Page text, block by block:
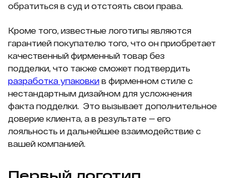
обратиться в суд и отстоять свои права.
Кроме того, известные логотипы являются
гарантией покупателю того, что он приобретает
качественный фирменный товар без
подделки, что также сможет подтвердить
разработка упаковки в фирменном стиле с
нестандартным дизайном для усложнения
факта подделки. Это вызывает дополнительное
доверие клиента, а в результате — его
лояльность и дальнейшее взаимодействие с
вашей компанией.
Первый логотип